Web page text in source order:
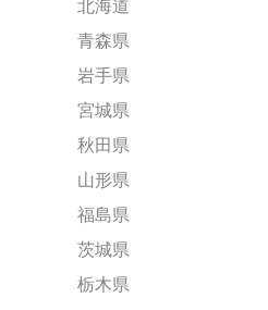
北海道
青森県
岩手県
宮城県
秋田県
山形県
福島県
茨城県
栃木県